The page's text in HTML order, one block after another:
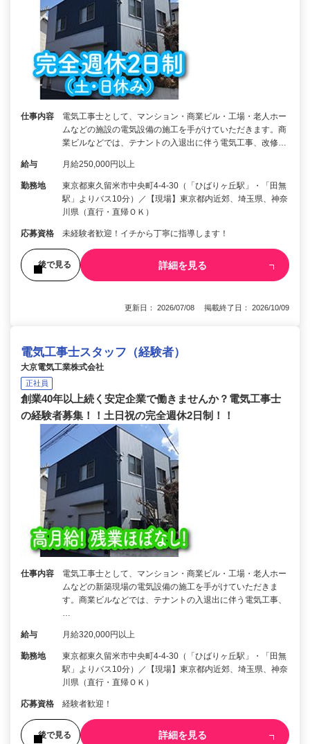
仕事内容
電気工事士として、マンション・商業ビル・工場・老人ホー
ムなどの施設の電気設備の施工を手がけていただきます。商
業ビルなどでは、テナントの入退出に伴う電気工事、改修…
給与 月給250,000円以上
勤務地
東京都東久留米市中央町4-4-30（「ひばりヶ丘駅」・「田無
駅」よりバス10分）／【現場】東京都内近郊、埼玉県、神奈
川県（直行・直帰ＯＫ）
応募資格 未経験者歓迎！イチから丁寧に指導します！
後で見る 詳細を見る
更新日： 2026/07/08 掲載終了日： 2026/10/09
電気工事士スタッフ（経験者）
大京電気工業株式会社
正社員
創業40年以上続く安定企業で働きませんか？電気工事士
の経験者募集！！土日祝の完全週休2日制！！
仕事内容
電気工事士として、マンション・商業ビル・工場・老人ホー
ムなどの新築現場の電気設備の施工を手がけていただきま
す。商業ビルなどでは、テナントの入退出に伴う電気工事、
給与 月給320,000円以上
勤務地
東京都東久留米市中央町4-4-30（「ひばりヶ丘駅」・「田無
駅」よりバス10分）／【現場】東京都内近郊、埼玉県、神奈
川県（直行・直帰ＯＫ）
応募資格 経験者歓迎！
後で見る 詳細を見る